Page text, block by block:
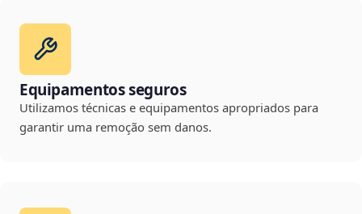
Equipamentos seguros
Utilizamos técnicas e equipamentos apropriados para
garantir uma remoção sem danos.